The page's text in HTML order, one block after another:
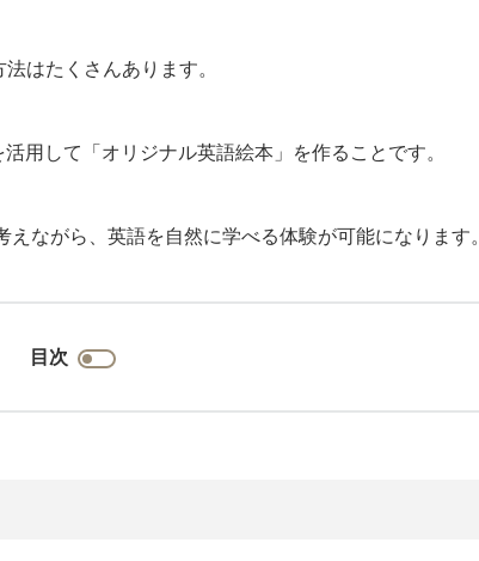
はたくさんあります。
用して「オリジナル英語絵本」を作ることです。
ながら、英語を自然に学べる体験が可能になります。
目次